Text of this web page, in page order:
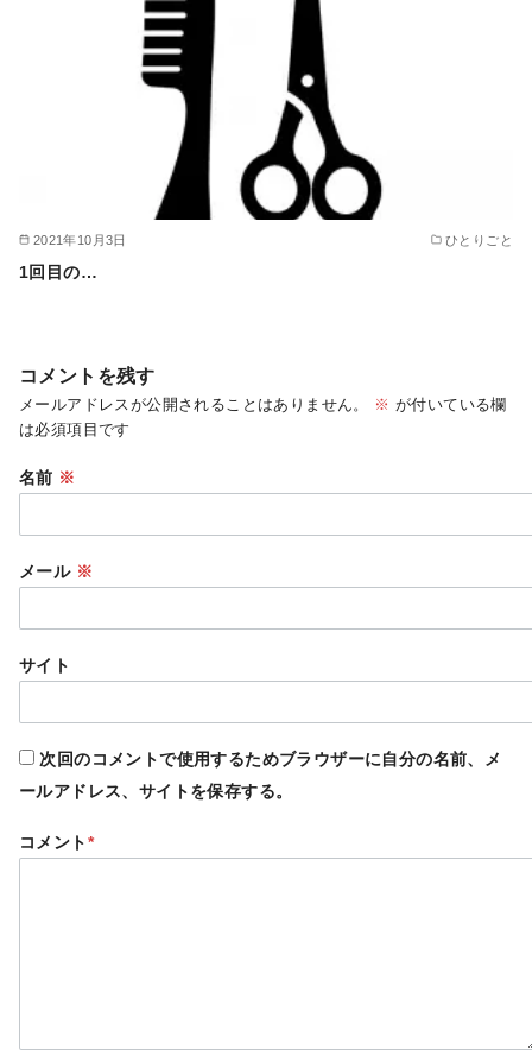
2021年10月3日 ひとりごと
1回目の…
コメントを残す
メールアドレスが公開されることはありません。 ※ が付いている欄
は必須項目です
名前 ※
メール ※
サイト
次回のコメントで使用するためブラウザーに自分の名前、メ
ールアドレス、サイトを保存する。
コメント*